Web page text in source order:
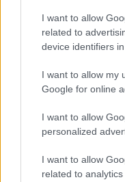
I want to allow
related to
device identifiers in
I want to allow my
Google for online
I want to allow
personalized
I want to allow
related to
Szó szerint virágzik a
projektben 297 638
közbeszerzési